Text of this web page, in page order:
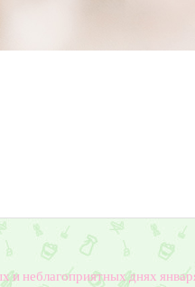
и неблагоприятных днях